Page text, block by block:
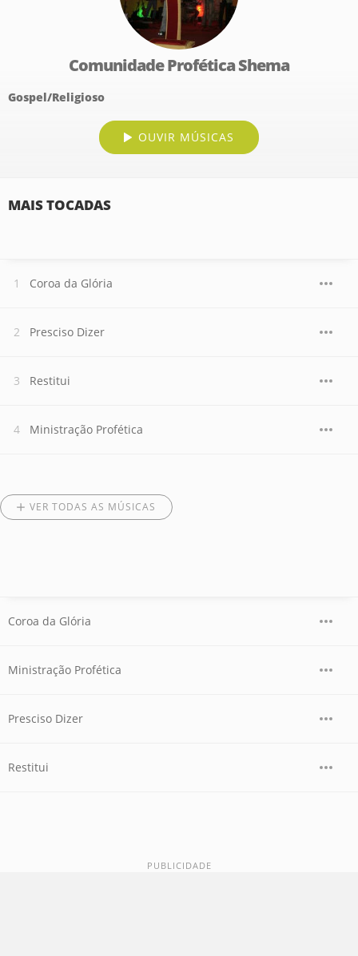
Comunidade Profética Shema
Gospel/Religioso
OUVIR MÚSICAS
MAIS TOCADAS
Coroa da Glória
Presciso Dizer
Restitui
Ministração Profética
VER TODAS AS MÚSICAS
Coroa da Glória
Ministração Profética
Presciso Dizer
Restitui